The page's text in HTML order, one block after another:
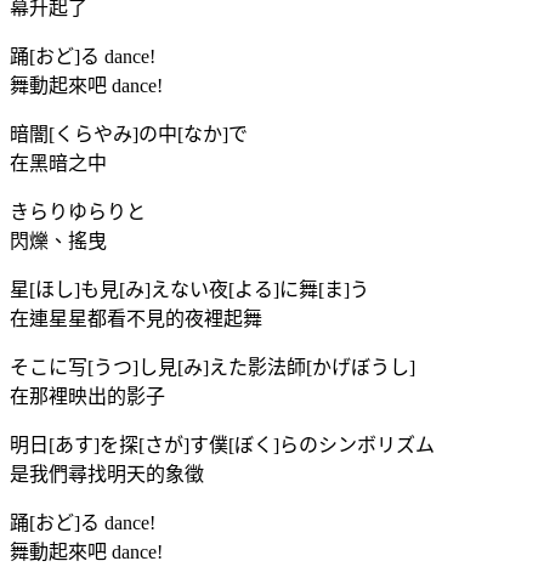
幕升起了
踊[おど]る dance!
舞動起來吧 dance!
暗闇[くらやみ]の中[なか]で
在黑暗之中
きらりゆらりと
閃爍、搖曳
星[ほし]も見[み]えない夜[よる]に舞[ま]う
在連星星都看不見的夜裡起舞
そこに写[うつ]し見[み]えた影法師[かげぼうし]
在那裡映出的影子
明日[あす]を探[さが]す僕[ぼく]らのシンボリズム
是我們尋找明天的象徵
踊[おど]る dance!
舞動起來吧 dance!